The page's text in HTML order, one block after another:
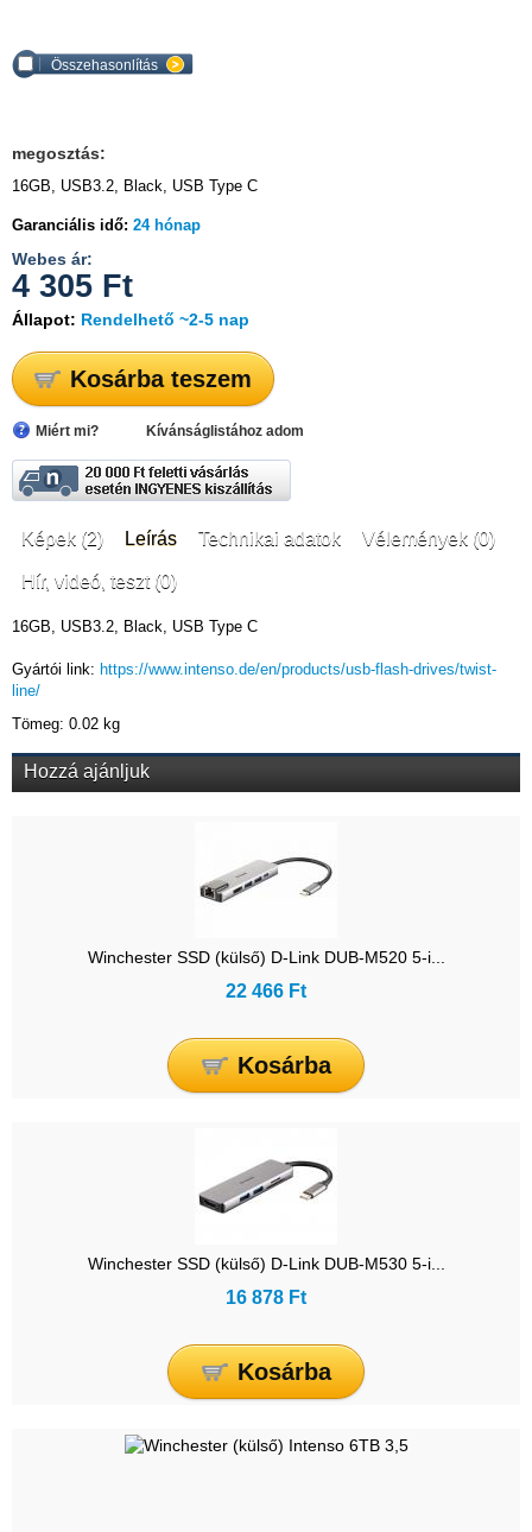
Összehasonlítás
megosztás:
16GB, USB3.2, Black, USB Type C
Garanciális idő: 24 hónap
Webes ár:
4 305 Ft
Állapot: Rendelhető ~2-5 nap
Kosárba teszem
Miért mi? Kívánságlistához adom
Képek (2) Leírás Technikai adatok Vélemények (0)
Hír, videó, teszt (0)
16GB, USB3.2, Black, USB Type C
Gyártói link: https://www.intenso.de/en/products/usb-flash-drives/twist-
line/
Tömeg: 0.02 kg
Hozzá ajánljuk
Winchester SSD (külső) D-Link DUB-M520 5-i...
22 466 Ft
Kosárba
Winchester SSD (külső) D-Link DUB-M530 5-i...
16 878 Ft
Kosárba